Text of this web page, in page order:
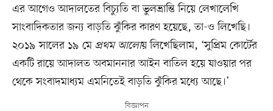
এর আগেও আদালতের বিচ্যুতি বা ভুলভ্রান্তি নিয়ে লেখালেখি
সাংবাদিকতার জন্য বাড়তি ঝুঁকির কারণ হয়েছে, তা-ও লিখেছি।
২০১৯ সালের ১৯ মে প্রথম আলোয় লিখেছিলাম, ‘সুপ্রিম কোর্টের
একটি রায়ে আদালত অবমাননার আইন বাতিল হয়ে যাওয়ার পর
থেকে সংবাদমাধ্যম এমনিতেই বাড়তি ঝুঁকির মধ্যে আছে।’